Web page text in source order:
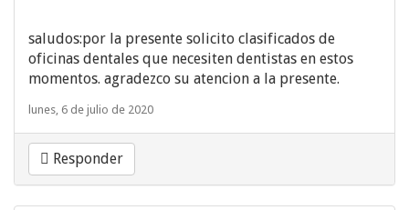
saludos:por la presente solicito clasificados de
oficinas dentales que necesiten dentistas en estos
momentos. agradezco su atencion a la presente.
lunes, 6 de julio de 2020
Responder